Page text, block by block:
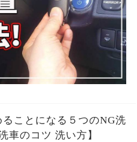
ことになる５つのNG洗
車のコツ 洗い方】